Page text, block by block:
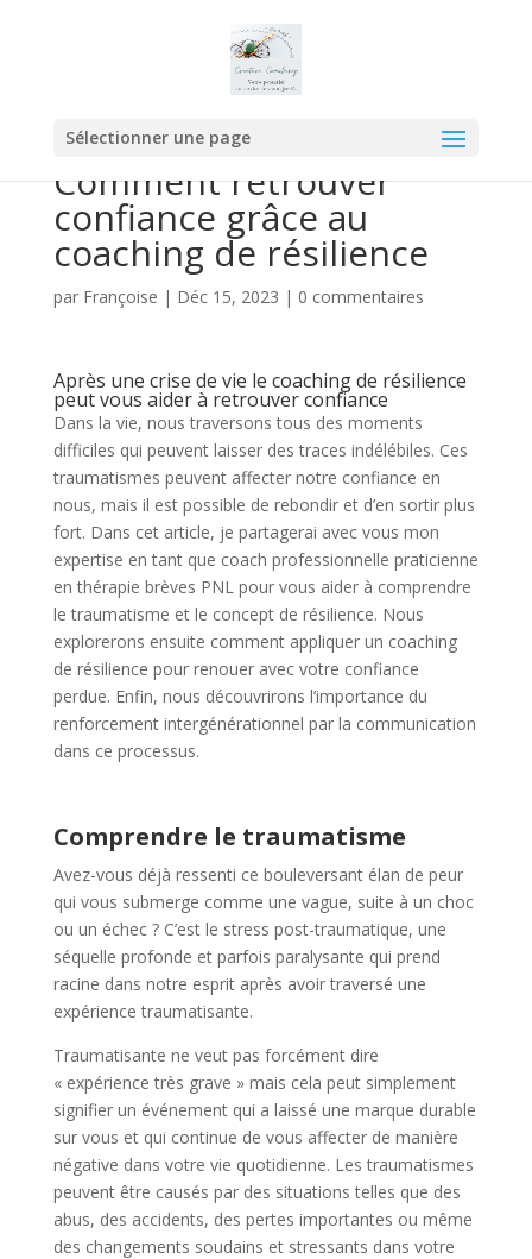
Sélectionner une page
Comment retrouver
confiance grâce au
coaching de résilience
par Françoise | Déc 15, 2023 | 0 commentaires
Après une crise de vie le coaching de résilience
peut vous aider à retrouver confiance
Dans la vie, nous traversons tous des moments
difficiles qui peuvent laisser des traces indélébiles. Ces
traumatismes peuvent affecter notre confiance en
nous, mais il est possible de rebondir et d’en sortir plus
fort. Dans cet article, je partagerai avec vous mon
expertise en tant que coach professionnelle praticienne
en thérapie brèves PNL pour vous aider à comprendre
le traumatisme et le concept de résilience. Nous
explorerons ensuite comment appliquer un coaching
de résilience pour renouer avec votre confiance
perdue. Enfin, nous découvrirons l’importance du
renforcement intergénérationnel par la communication
dans ce processus.
Comprendre le traumatisme
Avez-vous déjà ressenti ce bouleversant élan de peur
qui vous submerge comme une vague, suite à un choc
ou un échec ? C’est le stress post-traumatique, une
séquelle profonde et parfois paralysante qui prend
racine dans notre esprit après avoir traversé une
expérience traumatisante.
Traumatisante ne veut pas forcément dire
« expérience très grave » mais cela peut simplement
signifier un événement qui a laissé une marque durable
sur vous et qui continue de vous affecter de manière
négative dans votre vie quotidienne. Les traumatismes
peuvent être causés par des situations telles que des
abus, des accidents, des pertes importantes ou même
des changements soudains et stressants dans votre